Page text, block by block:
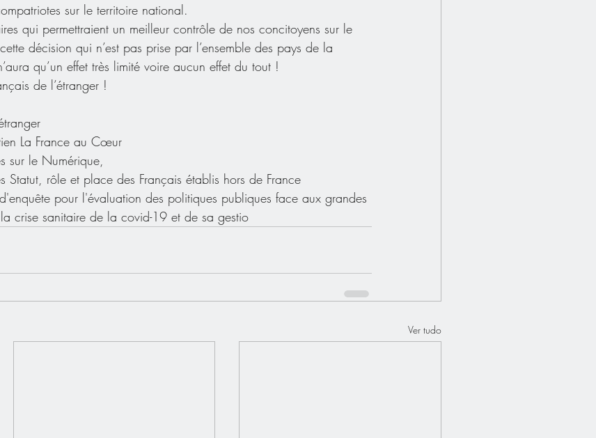
sur le territoire national.
qui permettraient un meilleur contrôle de nos concitoyens sur le
décision qui n’est pas prise par l’ensemble des pays de la
qu’un effet très limité voire aucun effet du tout !
de l’étranger !
La France au Cœur
sur le Numérique,
Statut, rôle et place des Français établis hors de France
pour l'évaluation des politiques publiques face aux grandes
crise sanitaire de la covid-19 et de sa gestio
Ver tudo